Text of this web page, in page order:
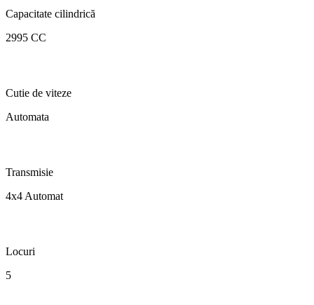
Capacitate cilindrică
2995 CC
Cutie de viteze
Automata
Transmisie
4x4 Automat
Locuri
5